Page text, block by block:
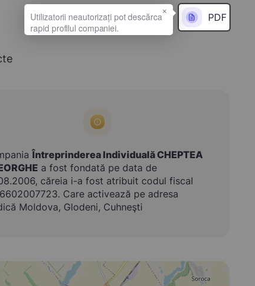
PDF
Întreprinderea Individuală CHEPTEA
a fost fondată pe data de
căreia i-a fost atribuit codul fiscal
Care activează pe adresa
Moldova, Glodeni, Cuhneşti
×